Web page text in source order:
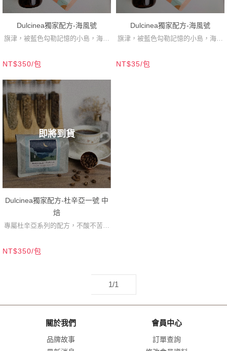
Dulcinea獨家配方-海風號
旗津，被藍色勾勒記憶的小島，海風
常，一來一往的浪潮拼湊了生活。你
說，每個城市有她專屬的味道，我
想，是在落日迷醉的岸邊輕哼大海旋
律，那樣的味道吧！
NT$350/包
Dulcinea獨家配方-海風號
旗津，被藍色勾勒記憶的小島，海風
常，一來一往的浪潮拼湊了生活。你
NT$35/包
即將到貨
Dulcinea獨家配方-杜辛亞一號 中
焙
專屬杜辛亞系列的配方，不酸不苦，
黑咖啡或加牛奶都能展現不同的風
NT$350/包
1/1
關於我們
品牌故事
會員中心
訂單查詢